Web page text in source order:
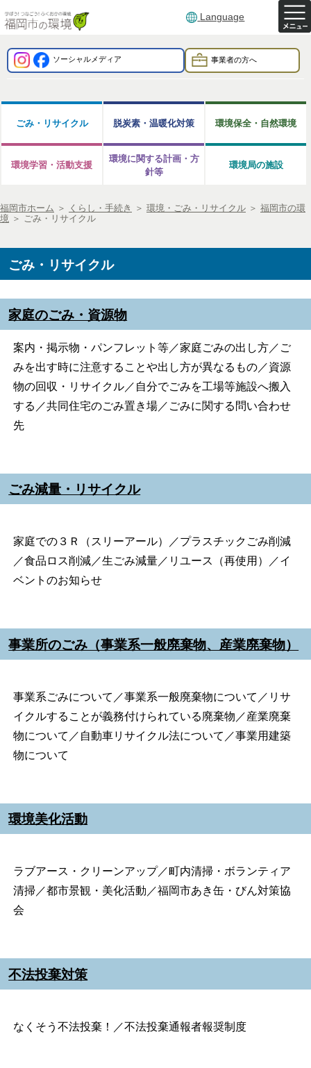
Language
ソーシャルメディア 事業者の方へ
ごみ・リサイクル 脱炭素・温暖化対策 環境保全・自然環境
環境学習・活動支援
環境に関する計画・方
針等
環境局の施設
福岡市ホーム ＞ くらし・手続き ＞ 環境・ごみ・リサイクル ＞ 福岡市の環
境 ＞ ごみ・リサイクル
ごみ・リサイクル
家庭のごみ・資源物
案内・掲示物・パンフレット等／家庭ごみの出し方／ご
みを出す時に注意することや出し方が異なるもの／資源
物の回収・リサイクル／自分でごみを工場等施設へ搬入
する／共同住宅のごみ置き場／ごみに関する問い合わせ
先
ごみ減量・リサイクル
家庭での３Ｒ（スリーアール）／プラスチックごみ削減
／食品ロス削減／生ごみ減量／リユース（再使用）／イ
ベントのお知らせ
事業所のごみ（事業系一般廃棄物、産業廃棄物）
事業系ごみについて／事業系一般廃棄物について／リサ
イクルすることが義務付けられている廃棄物／産業廃棄
物について／自動車リサイクル法について／事業用建築
物について
環境美化活動
ラブアース・クリーンアップ／町内清掃・ボランティア
清掃／都市景観・美化活動／福岡市あき缶・びん対策協
会
不法投棄対策
なくそう不法投棄！／不法投棄通報者報奨制度